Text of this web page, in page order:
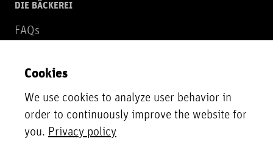
DIE BÄCKEREI
FAQs
NEWSLETTER
Zur Newsletter Anmeldung
UNTERSTÜTZER*INNEN
Cookies
We use cookies to analyze user behavior in
order to continuously improve the website for
you. Privacy policy